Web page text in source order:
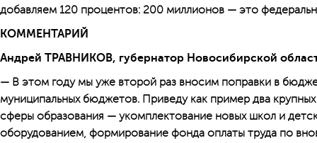
добавляем 120 процентов: 200 миллионов — это
КОММЕНТАРИЙ
Андрей ТРАВНИКОВ, губернатор Новосибирской
— В этом году мы уже второй раз вносим поправки в
муниципальных бюджетов. Приведу как пример два
сферы образования — укомплектование новых школ и
оборудованием, формирование фонда оплаты труда по